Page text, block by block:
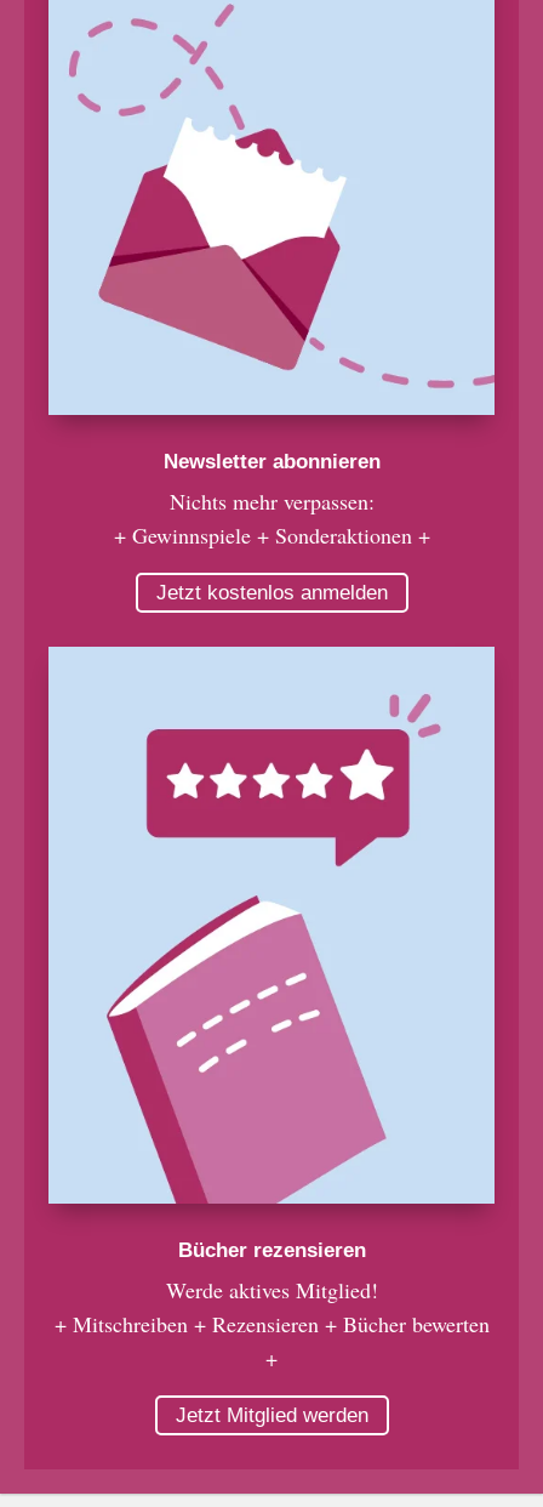
Newsletter abonnieren
Nichts mehr verpassen:
+ Gewinnspiele + Sonderaktionen +
Jetzt kostenlos anmelden
Bücher rezensieren
Werde aktives Mitglied!
+ Mitschreiben + Rezensieren + Bücher bewerten
+
Jetzt Mitglied werden